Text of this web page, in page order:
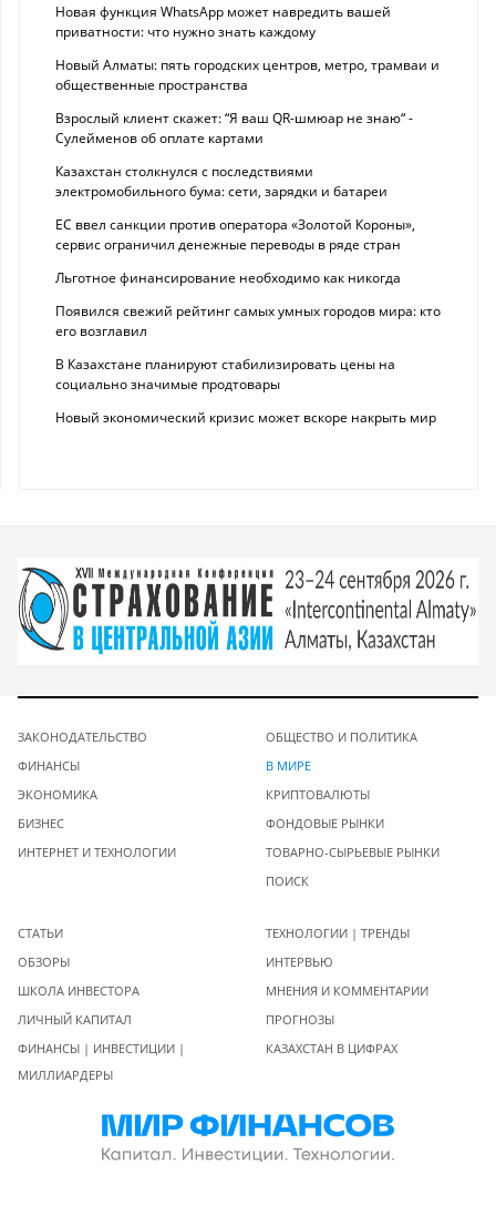
Новая функция WhatsApp может навредить вашей
приватности: что нужно знать каждому
Новый Алматы: пять городских центров, метро, трамваи и
общественные пространства
Взрослый клиент скажет: “Я ваш QR-шмюар не знаю“ -
Сулейменов об оплате картами
Казахстан столкнулся с последствиями
электромобильного бума: сети, зарядки и батареи
ЕС ввел санкции против оператора «Золотой Короны»,
сервис ограничил денежные переводы в ряде стран
Льготное финансирование необходимо как никогда
Появился свежий рейтинг самых умных городов мира: кто
его возглавил
В Казахстане планируют стабилизировать цены на
социально значимые продтовары
Новый экономический кризис может вскоре накрыть мир
ЗАКОНОДАТЕЛЬСТВО
ФИНАНСЫ
ЭКОНОМИКА
БИЗНЕС
ИНТЕРНЕТ И ТЕХНОЛОГИИ
ОБЩЕСТВО И ПОЛИТИКА
В МИРЕ
КРИПТОВАЛЮТЫ
ФОНДОВЫЕ РЫНКИ
ТОВАРНО-СЫРЬЕВЫЕ РЫНКИ
ПОИСК
СТАТЬИ
ОБЗОРЫ
ШКОЛА ИНВЕСТОРА
ЛИЧНЫЙ КАПИТАЛ
ФИНАНСЫ | ИНВЕСТИЦИИ |
МИЛЛИАРДЕРЫ
ТЕХНОЛОГИИ | ТРЕНДЫ
ИНТЕРВЬЮ
МНЕНИЯ И КОММЕНТАРИИ
ПРОГНОЗЫ
КАЗАХСТАН В ЦИФРАХ